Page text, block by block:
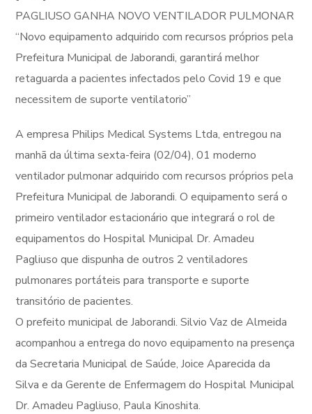
PAGLIUSO GANHA NOVO VENTILADOR PULMONAR
“Novo equipamento adquirido com recursos próprios pela
Prefeitura Municipal de Jaborandi, garantirá melhor
retaguarda a pacientes infectados pelo Covid 19 e que
necessitem de suporte ventilatorio”
A empresa Philips Medical Systems Ltda, entregou na
manhã da última sexta-feira (02/04), 01 moderno
ventilador pulmonar adquirido com recursos próprios pela
Prefeitura Municipal de Jaborandi. O equipamento será o
primeiro ventilador estacionário que integrará o rol de
equipamentos do Hospital Municipal Dr. Amadeu
Pagliuso que dispunha de outros 2 ventiladores
pulmonares portáteis para transporte e suporte
transitório de pacientes.
O prefeito municipal de Jaborandi. Silvio Vaz de Almeida
acompanhou a entrega do novo equipamento na presença
da Secretaria Municipal de Saúde, Joice Aparecida da
Silva e da Gerente de Enfermagem do Hospital Municipal
Dr. Amadeu Pagliuso, Paula Kinoshita.